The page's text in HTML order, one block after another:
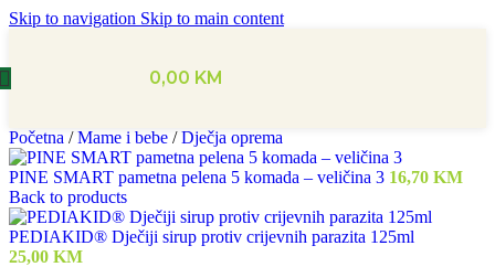
Skip to navigation Skip to main content
0,00 KM
Početna / Mame i bebe / Dječja oprema
PINE SMART pametna pelena 5 komada – veličina 3 16,70 KM
Back to products
PEDIAKID® Dječiji sirup protiv crijevnih parazita 125ml
25,00 KM